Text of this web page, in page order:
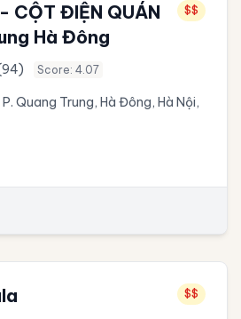
CỘT ĐIỆN QUÁN
Hà Đông
$$
Score: 4.07
Quang Trung, Hà Đông, Hà Nội,
$$